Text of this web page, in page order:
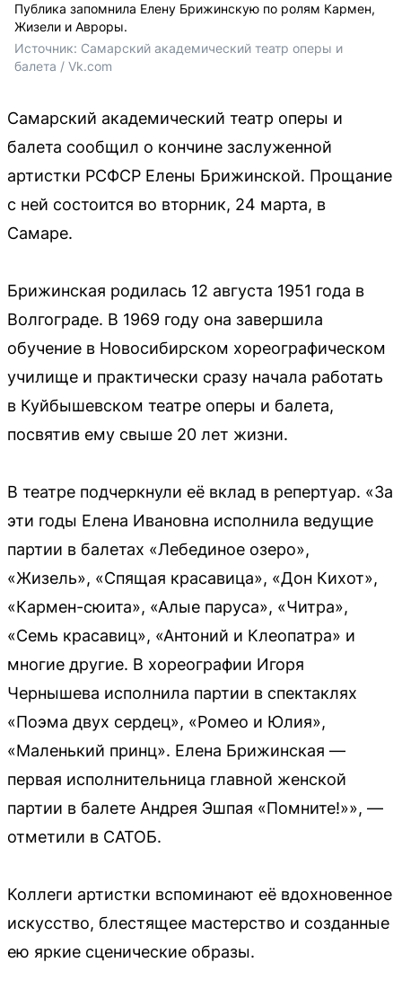
Публика запомнила Елену Брижинскую по ролям Кармен,
Жизели и Авроры.
Источник: Самарский академический театр оперы и
балета / Vk.com
Самарский академический театр оперы и
балета сообщил о кончине заслуженной
артистки РСФСР Елены Брижинской. Прощание
с ней состоится во вторник, 24 марта, в
Самаре.
Брижинская родилась 12 августа 1951 года в
Волгограде. В 1969 году она завершила
обучение в Новосибирском хореографическом
училище и практически сразу начала работать
в Куйбышевском театре оперы и балета,
посвятив ему свыше 20 лет жизни.
В театре подчеркнули её вклад в репертуар. «За
эти годы Елена Ивановна исполнила ведущие
партии в балетах «Лебединое озеро»,
«Жизель», «Спящая красавица», «Дон Кихот»,
«Кармен-сюита», «Алые паруса», «Читра»,
«Семь красавиц», «Антоний и Клеопатра» и
многие другие. В хореографии Игоря
Чернышева исполнила партии в спектаклях
«Поэма двух сердец», «Ромео и Юлия»,
«Маленький принц». Елена Брижинская —
первая исполнительница главной женской
партии в балете Андрея Эшпая «Помните!»», —
отметили в САТОБ.
Коллеги артистки вспоминают её вдохновенное
искусство, блестящее мастерство и созданные
ею яркие сценические образы.